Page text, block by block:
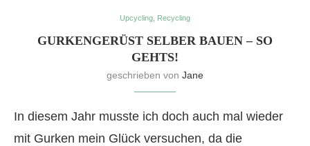
Upcycling, Recycling
GURKENGERÜST SELBER BAUEN – SO
GEHTS!
geschrieben von Jane
In diesem Jahr musste ich doch auch mal wieder
mit Gurken mein Glück versuchen, da die